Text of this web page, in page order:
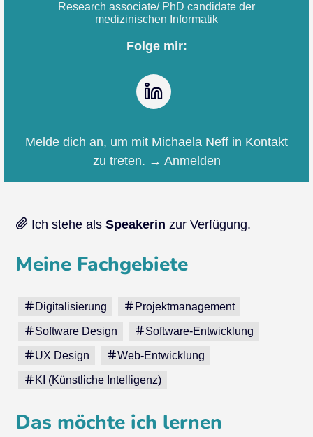
Research associate/ PhD candidate der
medizinischen Informatik
Folge mir:
Melde dich an, um mit Michaela Neff in Kontakt
zu treten. → Anmelden
Ich stehe alsSpeakerin zur Verfügung.
Meine Fachgebiete
Digitalisierung Projektmanagement
Software Design Software-Entwicklung
UX Design Web-Entwicklung
KI (Künstliche Intelligenz)
Das möchte ich lernen